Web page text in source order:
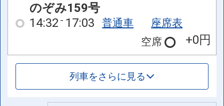
のぞみ159号
14:32 17:03 普通車
座席表
空席
+0円
列車をさらに見る